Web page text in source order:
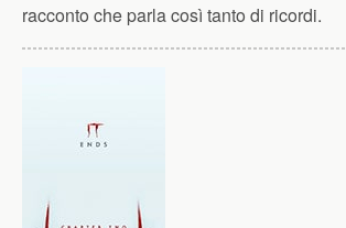
racconto che parla così tanto di ricordi.